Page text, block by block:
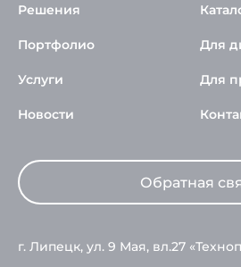
Решения
Портфолио
Услуги
Новости
Для
Для
Обратная
г. Липецк, ул. 9 Мая, вл.27